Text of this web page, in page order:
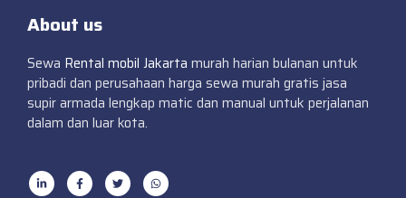
About us
Sewa Rental mobil Jakarta murah harian bulanan untuk
pribadi dan perusahaan harga sewa murah gratis jasa
supir armada lengkap matic dan manual untuk perjalanan
dalam dan luar kota.